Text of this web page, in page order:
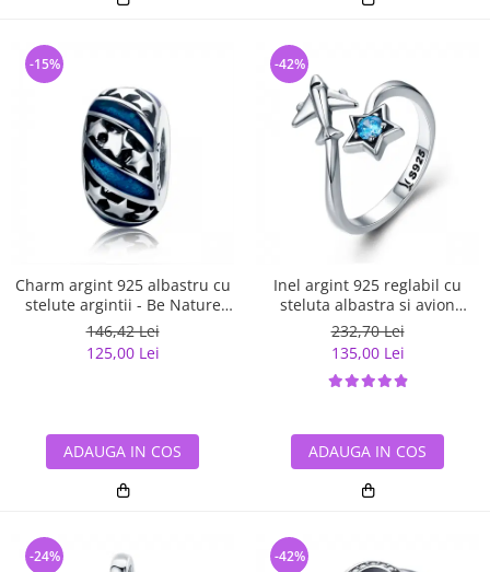
Charm argint 925 albastru cu
stelute argintii - Be Nature
PST0123
146,42 Lei
125,00 Lei
-15%
ADAUGA IN COS
Inel argint 925 reglabil cu
steluta albastra si avion
argintiu - Be Nature IST0047
232,70 Lei
135,00 Lei
-42%
ADAUGA IN COS
-24% -42%